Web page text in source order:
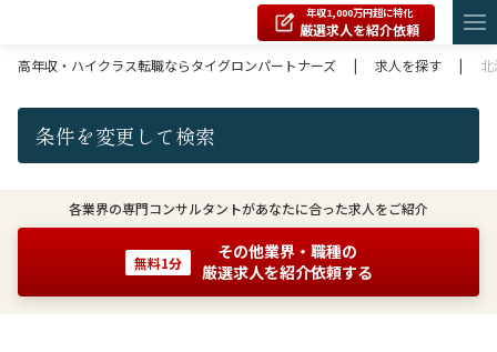
年収1,000万円超に特化
厳選求人を紹介依頼
高年収・ハイクラス転職ならタイグロンパートナーズ
| 求人を探す |
条件を変更して検索
各業界の専門コンサルタントがあなたに合った求人をご紹介
無料1分
その他業界・職種の
厳選求人を紹介依頼する